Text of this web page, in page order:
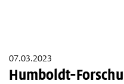
07.03.2023
Humboldt-